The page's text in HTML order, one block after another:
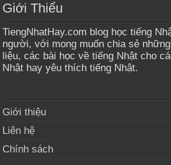
Giới Thiểu
TiengNhatHay.com blog học tiếng
người, với mong muốn chia sẻ
liệu, các bài học về tiếng Nhật cho
Nhật hay yêu thích tiếng Nhật.
Giới thiệu
Liên hệ
Chính sách